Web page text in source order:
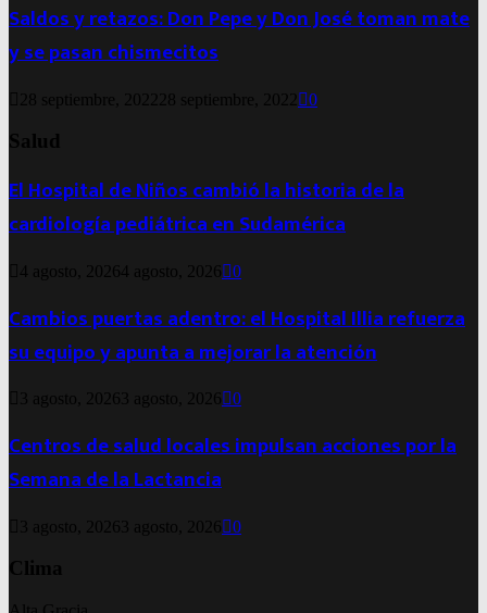
Saldos y retazos: Don Pepe y Don José toman mate
y se pasan chismecitos
28 septiembre, 2022 28 septiembre, 2022 0
Salud
El Hospital de Niños cambió la historia de la
cardiología pediátrica en Sudamérica
4 agosto, 20264 agosto, 2026 0
Cambios puertas adentro: el Hospital Illia refuerza
su equipo y apunta a mejorar la atención
3 agosto, 2026 3 agosto, 2026 0
Centros de salud locales impulsan acciones por la
Semana de la Lactancia
3 agosto, 2026 3 agosto, 2026 0
Clima